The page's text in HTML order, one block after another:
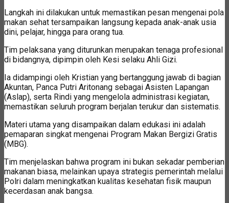
Langkah ini dilakukan untuk memastikan pesan mengenai pola
makan sehat tersampaikan langsung kepada anak-anak usia
dini, pelajar, hingga para orang tua.
Tim pelaksana yang diturunkan merupakan tenaga profesional
di bidangnya, dipimpin oleh Kesi selaku Ahli Gizi.
Ia didampingi oleh Kristian yang bertanggung jawab di bagian
Akuntan, Panca Putri Aritonang sebagai Asisten Lapangan
(Aslap), serta Rindi yang mengelola administrasi kegiatan,
memastikan seluruh program berjalan terukur dan sistematis.
Materi utama yang disampaikan dalam edukasi ini adalah
pemaparan singkat mengenai Program Makan Bergizi Gratis
(MBG).
Tim menjelaskan bahwa program ini bukan sekadar pemberian
makanan biasa, melainkan upaya strategis pemerintah melalui
Polri dalam meningkatkan kualitas kesehatan fisik maupun
kecerdasan anak bangsa.